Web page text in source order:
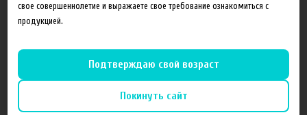
от 1 050 руб
Основа FruitCloud 54мг
60 руб
Ароматизатор Рождение
свое совершеннолетие и выражаете свое требование ознакомиться с
продукцией.
Подтверждаю свой возраст
Покинуть сайт